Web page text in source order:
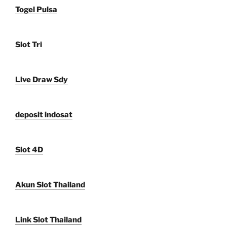
Togel Pulsa
Slot Tri
Live Draw Sdy
deposit indosat
Slot 4D
Akun Slot Thailand
Link Slot Thailand